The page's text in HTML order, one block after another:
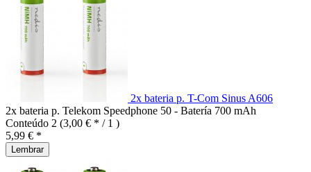
2x bateria p. T-Com Sinus A606
2x bateria p. Telekom Speedphone 50 - Batería 700 mAh
Conteúdo 2 (3,00 € * / 1 )
5,99 € *
Lembrar